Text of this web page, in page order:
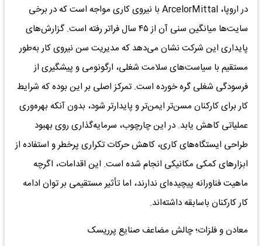
در اروپا، ArcelorMittal با نیروی کاری مواجه است که در برخی
سایت‌ها میانگین سنی آن از ۴۵ سال فراتر رفته است. گزارش‌های
پایداری این شرکت نشان می‌دهد که مدیریت سن نیروی کار به‌طور
مستقیم با سیاست‌های سلامت شغلی، ارگونومی و پیشگیری از
فرسودگی شغلی گره خورده است. تمرکز اصلی بر این بوده که شرایط
کار برای کارکنان مسن‌تر ایمن‌تر و پایدارتر شود، بدون آنکه بهره‌وری
عملیاتی کاهش یابد. در این چارچوب، سرمایه‌گذاری روی بهبود
طراحی ایستگاه‌های کاری، کاهش حرکات تکراری پرخطر و استفاده از
ابزارهای کمکی مکانیکی انجام شده است. این اقدامات، اگرچه
ماهیت فناورانه پیچیده‌ای ندارند، اما تأثیر مستقیمی بر توان ادامه
کار کارکنان باسابقه داشته‌اند.
معادن و فلزات؛ چالش مضاعف صنایع پرریسک